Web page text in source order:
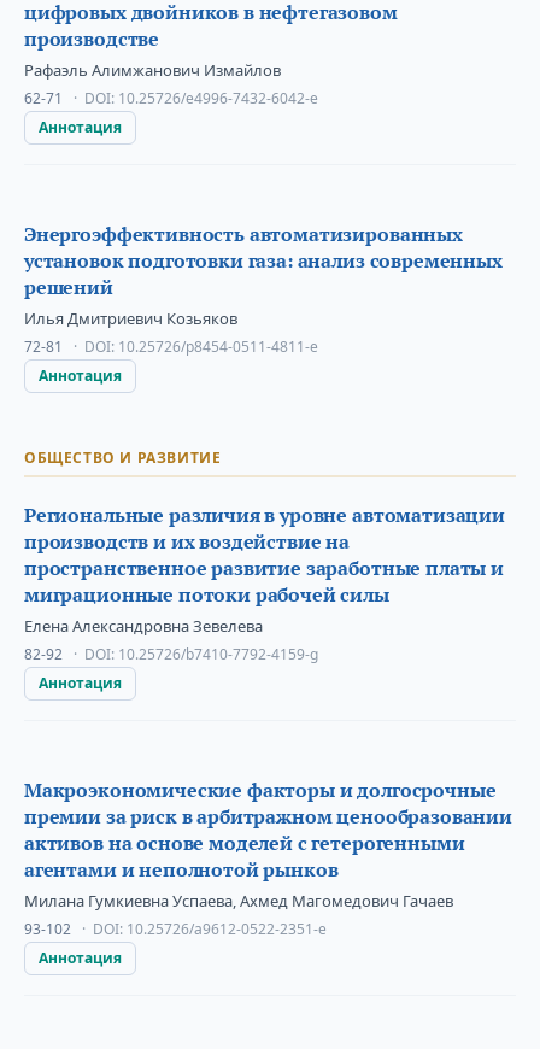
цифровых двойников в нефтегазовом
производстве
Рафаэль Алимжанович Измайлов
62-71 DOI: 10.25726/e4996-7432-6042-e
Аннотация
Энергоэффективность автоматизированных
установок подготовки газа: анализ современных
решений
Илья Дмитриевич Козьяков
72-81 DOI: 10.25726/p8454-0511-4811-e
Аннотация
ОБЩЕСТВО И РАЗВИТИЕ
Региональные различия в уровне автоматизации
производств и их воздействие на
пространственное развитие заработные платы и
миграционные потоки рабочей силы
Елена Александровна Зевелева
82-92 DOI: 10.25726/b7410-7792-4159-g
Аннотация
Макроэкономические факторы и долгосрочные
премии за риск в арбитражном ценообразовании
активов на основе моделей с гетерогенными
агентами и неполнотой рынков
Милана Гумкиевна Успаева, Ахмед Магомедович Гачаев
93-102 DOI: 10.25726/a9612-0522-2351-e
Аннотация